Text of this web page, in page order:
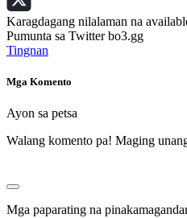
Karagdagang nilalaman na
Pumunta sa Twitter bo3.gg
Tingnan
Mga Komento
Ayon sa petsa
Walang komento pa! Maging
Mga paparating na